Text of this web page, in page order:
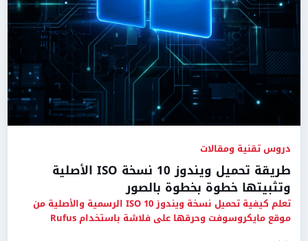
دروس تقنية ومقالات
طريقة تحميل ويندوز 10 نسخة ISO الأصلية
وتثبيتها خطوة بخطوة بالصور
تعلم كيفية تحميل نسخة ويندوز 10 ISO الرسمية والأصلية من
موقع مايكروسوفت وحرقها على فلاشة باستخدام Rufus